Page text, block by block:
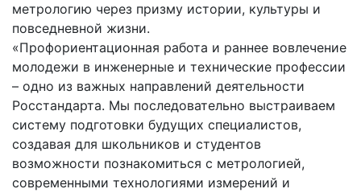
метрологию через призму истории, культуры и
повседневной жизни.
«Профориентационная работа и раннее вовлечение
молодежи в инженерные и технические профессии
– одно из важных направлений деятельности
Росстандарта. Мы последовательно выстраиваем
систему подготовки будущих специалистов,
создавая для школьников и студентов
возможности познакомиться с метрологией,
современными технологиями измерений и